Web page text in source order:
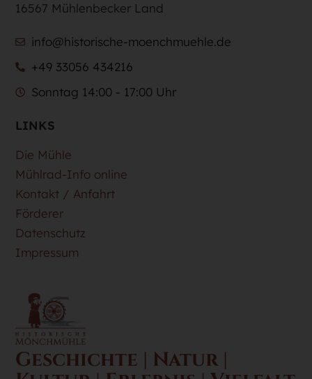
Geschichte | Natur |
LINKS
Die Mühle
Mühlrad-Info online
Kontakt / Anfahrt
Förderer
Datenschutz
Impressum
16567 Mühlenbecker Land
info@historische-moenchmuehle.de
+49 33056 434216
Sonntag 14:00 - 17:00 Uhr